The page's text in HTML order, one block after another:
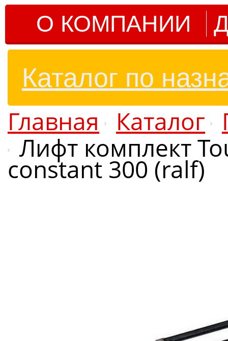
О КОМПАНИИ
Каталог по
Главная Каталог
Лифт комплект
constant 300 (ralf)